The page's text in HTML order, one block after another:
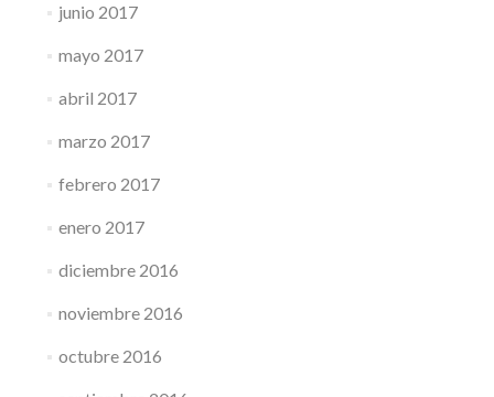
junio 2017
mayo 2017
abril 2017
marzo 2017
febrero 2017
enero 2017
diciembre 2016
noviembre 2016
octubre 2016